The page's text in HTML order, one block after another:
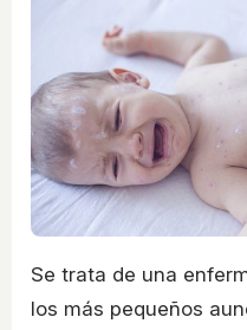
Se trata de una
los más pequeños